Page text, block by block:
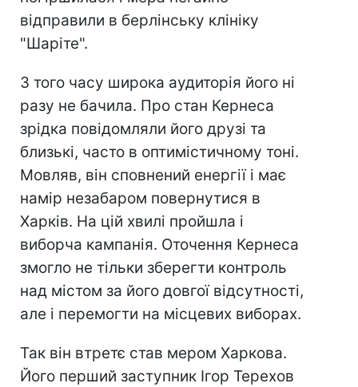
відправили в берлінську клініку
"Шаріте".
З того часу широка аудиторія його ні
разу не бачила. Про стан Кернеса
зрідка повідомляли його друзі та
близькі, часто в оптимістичному тоні.
Мовляв, він сповнений енергії і має
намір незабаром повернутися в
Харків. На цій хвилі пройшла і
виборча кампанія. Оточення Кернеса
змогло не тільки зберегти контроль
над містом за його довгої відсутності,
але і перемогти на місцевих виборах.
Так він втретє став мером Харкова.
Його перший заступник Ігор Терехов